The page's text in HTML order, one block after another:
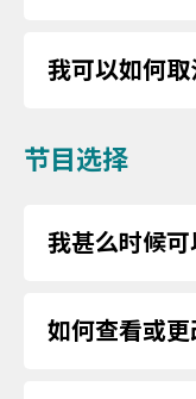
我可以如何
节目选择
我甚么时候
如何查看或